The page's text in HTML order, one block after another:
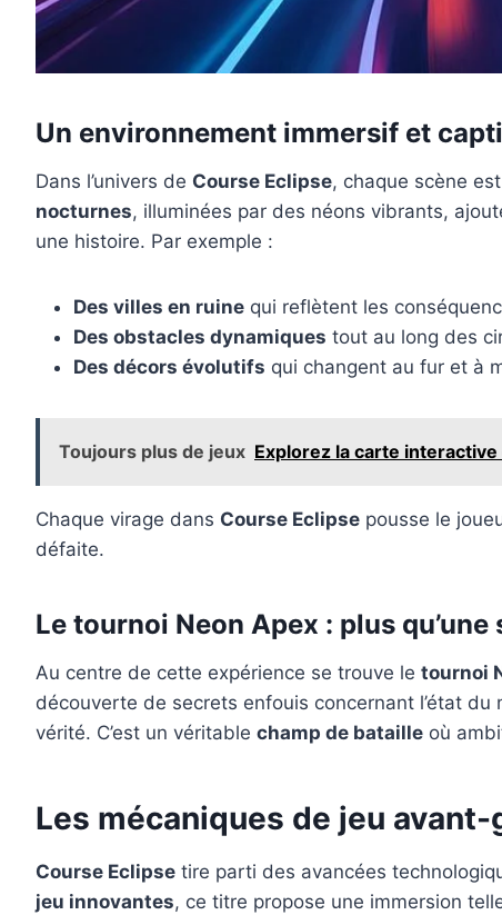
Un environnement immersif et
Dans l’univers de Course Eclipse, chaque scène
nocturnes, illuminées par des néons vibrants,
une histoire. Par exemple :
Des villes en ruine qui reflètent les
Des obstacles dynamiques tout au long des
Des décors évolutifs qui changent au fur et à
Toujours plus de jeux Explorez la carte
Chaque virage dans Course Eclipse pousse le
défaite.
Le tournoi Neon Apex : plus
Au centre de cette expérience se trouve le tournoi
découverte de secrets enfouis concernant l’état
vérité. C’est un véritable champ de bataille où
Les mécaniques de jeu
Course Eclipse tire parti des avancées
jeu innovantes, ce titre propose une immersion